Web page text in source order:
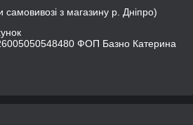
самовивозі з магазину р. Дніпро)
ФОП Базно Катерина